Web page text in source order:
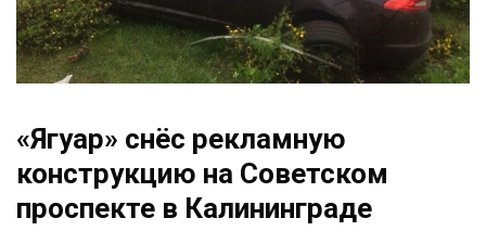
«Ягуар» снёс рекламную
конструкцию на Советском
проспекте в Калининграде